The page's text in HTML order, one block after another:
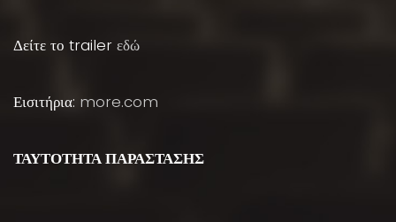
Δείτε το trailer εδώ
Εισιτήρια: more.com
ΤΑΥΤΟΤΗΤΑ ΠΑΡΑΣΤΑΣΗΣ